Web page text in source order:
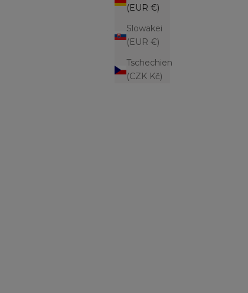
(EUR €)
Slowakei
(EUR €)
Tschechien
(CZK Kč)